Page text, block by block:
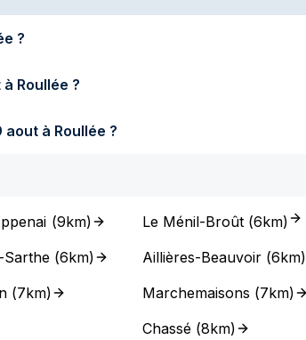
?
prochain samedi 8 aout à Roullée ?
temps fera-t-il dimanche prochain dimanche 9 aout à Roullée ?
(9km)
Sarthe (6km)
(7km)
Le Ménil-Broût(6km)
Aillières-Beauvoir(6km)
Marchemaisons (7km)
Chassé(8km)